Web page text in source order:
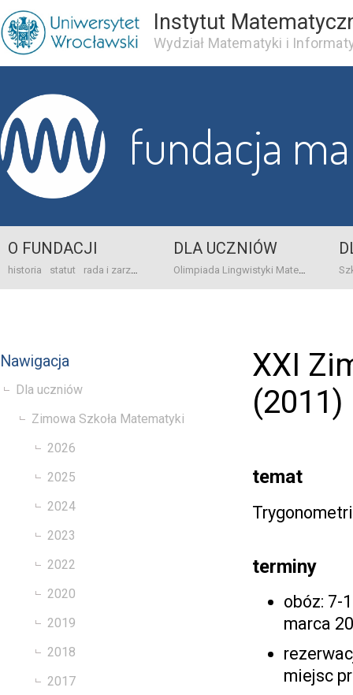
Instytut
Wydział Matematyki i
fundacja
O FUNDACJI
historia statut rada i zarząd dane bankowo-adresowe kontakt
DLA UCZNIÓW
Olimpiada Lingwistyki Matematycznej
Nawigacja
Dla uczniów
Zimowa Szkoła Matematyki
2026
2025
2024
2023
2022
2020
2019
2018
2017
XXI
(2011)
temat
terminy
obóz: 7-
marca
miejsc